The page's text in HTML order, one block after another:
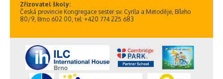
Zřizovatel školy:
Česká provincie Kongregace sester sv. Cyrila a Metoděje, Bíleho
80/9, Brno 602 00, tel: +420 774 225 683